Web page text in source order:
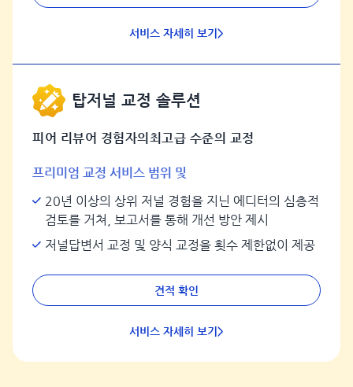
서비스 자세히 보기>
탑저널 교정 솔루션
피어 리뷰어 경험자의최고급 수준의 교정
프리미엄 교정 서비스 범위 및
20년 이상의 상위 저널 경험을 지닌 에디터의 심층적
검토를 거쳐, 보고서를 통해 개선 방안 제시
저널답변서 교정 및 양식 교정을 횟수 제한없이 제공
견적 확인
서비스 자세히 보기>